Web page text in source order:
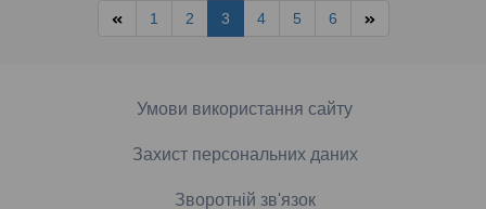
1 2 3 4 5 6
Умови використання сайту
Захист персональних даних
Зворотній зв'язок